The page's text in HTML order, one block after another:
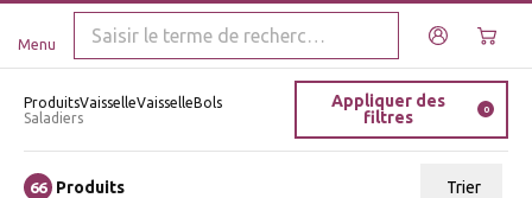
Menu
ProduitsVaisselleVaisselleBols
Saladiers
Appliquer des
filtres
0
66 Produits Trier